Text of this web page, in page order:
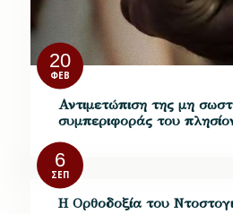
20
ΦΕΒ
Αντιμετώπιση της μη
συμπεριφοράς του
6
ΣΕΠ
Η Ορθοδοξία του